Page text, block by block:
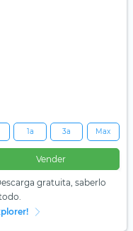
1a 3a Max
Vender
gratuita, saberlo